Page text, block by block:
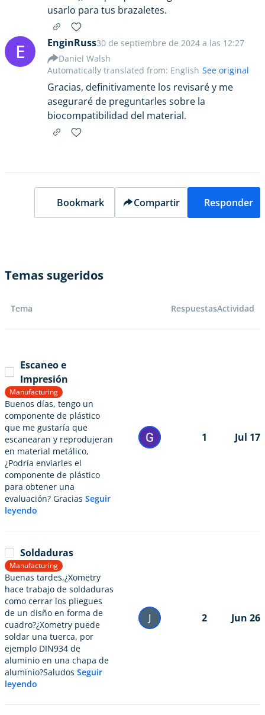
usarlo para tus brazaletes.
E EnginRuss30 de septiembre de 2024 a las 12:27
Daniel Walsh
Gracias, definitivamente los revisaré y me
aseguraré de preguntarles sobre la
biocompatibilidad del material.
Automatically translated from: English See original
Bookmark Compartir Responder
Temas sugeridos
Tema RespuestasActividad
Escaneo e
Impresión
Manufacturing
Buenos días, tengo un
componente de plástico
que me gustaría que
escanearan y reprodujeran
en material metálico,
¿Podría enviarles el
componente de plástico
para obtener una
evaluación? Gracias Seguir
leyendo
1 Jul 17
Soldaduras
Manufacturing
Buenas tardes,¿Xometry
hace trabajo de soldaduras
como cerrar los pliegues
de un disño en forma de
cuadro?¿Xometry puede
soldar una tuerca, por
ejemplo DIN934 de
aluminio en una chapa de
aluminio?Saludos Seguir
leyendo
J 2 Jun 26